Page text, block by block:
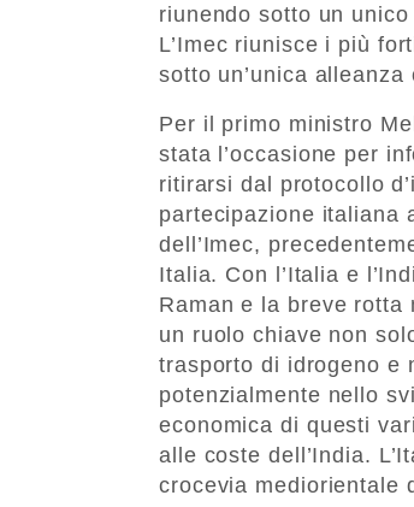
riunendo sotto un
L’Imec riunisce i più
sotto un’unica
Per il primo ministro
stata l’occasione per
ritirarsi dal protocollo
partecipazione italiana
dell’Imec,
Italia. Con l’Italia e
Raman e la breve rotta
un ruolo chiave non
trasporto di idrogeno e
potenzialmente nello
economica di questi
alle coste dell’India.
crocevia mediorientale